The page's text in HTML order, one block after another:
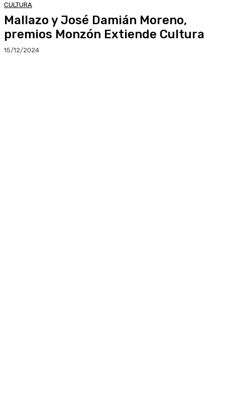
CULTURA
Mallazo y José Damián Moreno,
premios Monzón Extiende Cultura
15/12/2024